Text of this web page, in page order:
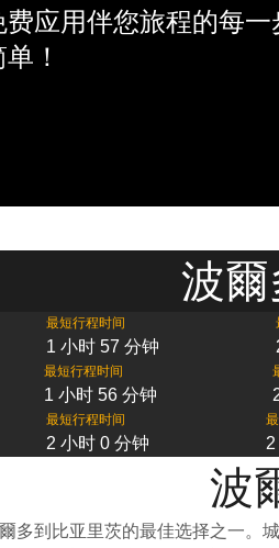
费应用伴您旅程的每
！
波
最短行程时间
1 小时 57 分钟
最短行程时间
1 小时 56 分钟
最短行程时间
2 小时 0 分钟
波
多到比亚里茨的最佳选择之一。